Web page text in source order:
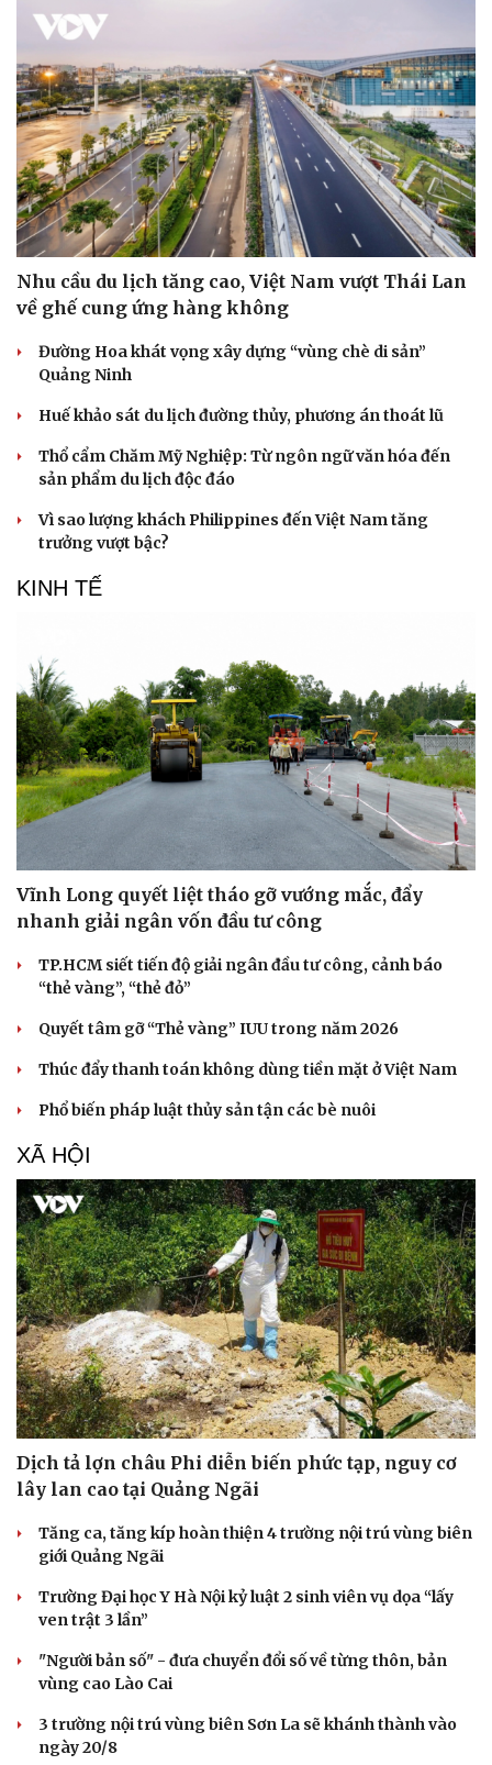
Du lịch
Tư vấn
Săn Tour
check-in
Podcast
Câu chuyện thời sự
Đọc truyện đêm khuya
Cửa sổ tình yêu
Kể chuyện cho bé
Hạt giống tâm hồn
Cải chính
Nhu cầu du lịch tăng cao, Việt Nam vượt Thái Lan
về ghế cung ứng hàng không
Đường Hoa khát vọng xây dựng “vùng chè di sản”
Quảng Ninh
Huế khảo sát du lịch đường thủy, phương án thoát lũ
Thổ cẩm Chăm Mỹ Nghiệp: Từ ngôn ngữ văn hóa đến
sản phẩm du lịch độc đáo
Vì sao lượng khách Philippines đến Việt Nam tăng
trưởng vượt bậc?
KINH TẾ
Vĩnh Long quyết liệt tháo gỡ vướng mắc, đẩy
nhanh giải ngân vốn đầu tư công
TP.HCM siết tiến độ giải ngân đầu tư công, cảnh báo
“thẻ vàng”, “thẻ đỏ”
Quyết tâm gỡ “Thẻ vàng” IUU trong năm 2026
Thúc đẩy thanh toán không dùng tiền mặt ở Việt Nam
Phổ biến pháp luật thủy sản tận các bè nuôi
XÃ HỘI
Dịch tả lợn châu Phi diễn biến phức tạp, nguy cơ
lây lan cao tại Quảng Ngãi
Tăng ca, tăng kíp hoàn thiện 4 trường nội trú vùng biên
giới Quảng Ngãi
Trường Đại học Y Hà Nội kỷ luật 2 sinh viên vụ dọa “lấy
ven trật 3 lần”
"Người bản số" - đưa chuyển đổi số về từng thôn, bản
vùng cao Lào Cai
3 trường nội trú vùng biên Sơn La sẽ khánh thành vào
ngày 20/8